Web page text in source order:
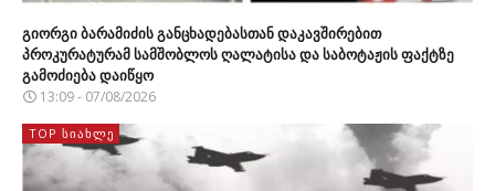
გიორგი ბარამიძის განცხადებასთან დაკავშირებით
პროკურატურამ სამშობლოს ღალატისა და საბოტაჟის ფაქტზე
გამოძიება დაიწყო
13:09 - 07/08/2026
TOP ᲡᲘᲐᲮᲚᲔ